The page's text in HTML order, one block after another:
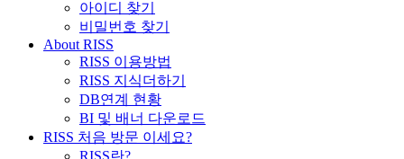
아이디 찾기
비밀번호 찾기
About RISS
RISS 이용방법
RISS 지식더하기
DB연계 현황
BI 및 배너 다운로드
RISS 처음 방문 이세요?